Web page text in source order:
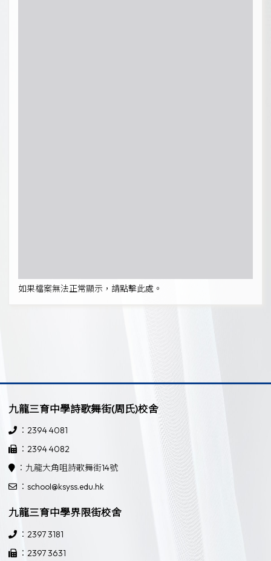
如果檔案無法正常顯示，請點擊此處。
九龍三育中學詩歌舞街(周氏)校舍
：2394 4081
：2394 4082
：九龍大角咀詩歌舞街14號
：school@ksyss.edu.hk
九龍三育中學界限街校舍
：2397 3181
：2397 3631